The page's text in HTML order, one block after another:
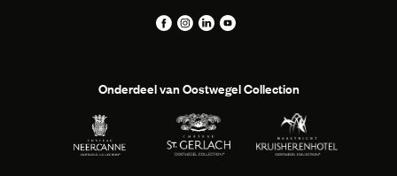
Onderdeel van Oostwegel Collection